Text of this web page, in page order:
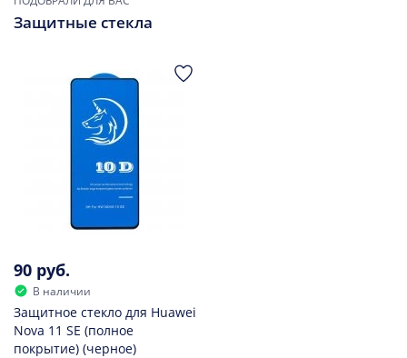
Защитные стекла
90 руб.
В наличии
Защитное стекло для Huawei
Nova 11 SE (полное
покрытие) (черное)